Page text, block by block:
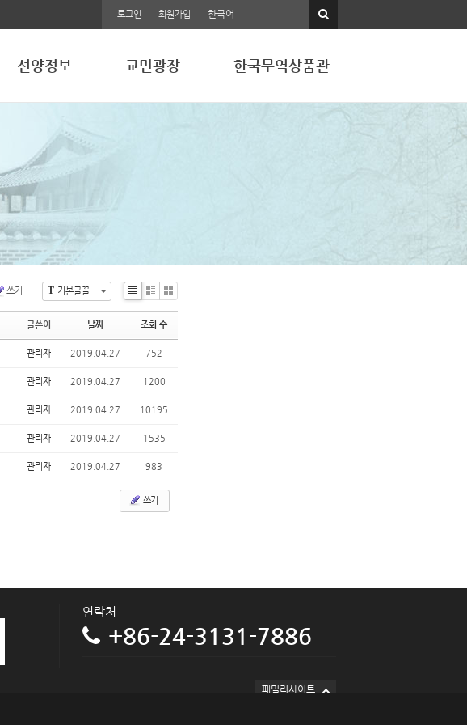
로그인 회원가입 한국어
선양정보 교민광장 한국무역상품관
T 기본글꼴
쓰기
Li
Zi
G
글쓴이 날짜 조회 수
관리자 2019.04.27 752
관리자 2019.04.27 1200
관리자 2019.04.27 10195
관리자 2019.04.27 1535
관리자 2019.04.27 983
쓰기
연락처
+86-24-3131-7886
패밀리사이트